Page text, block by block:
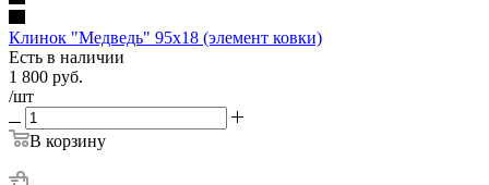
Клинок "Медведь" 95х18 (элемент ковки)
Есть в наличии
1 800 руб.
/шт
В корзину